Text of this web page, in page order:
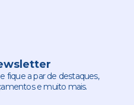
fique a par de destaques,
e muito mais.